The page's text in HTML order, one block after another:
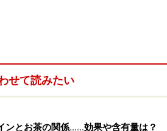
せて読みたい
ンとお茶の関係……効果や含有量は？